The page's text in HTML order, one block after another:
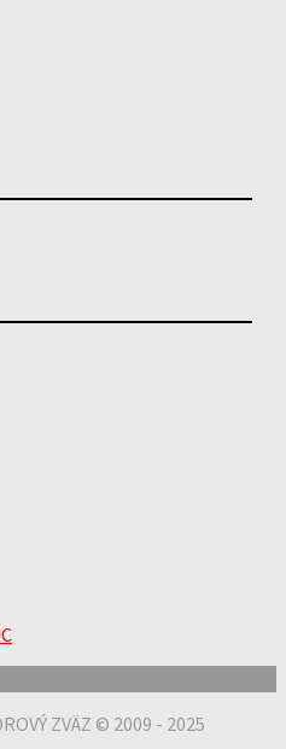
ZVÄZ © 2009 - 2025